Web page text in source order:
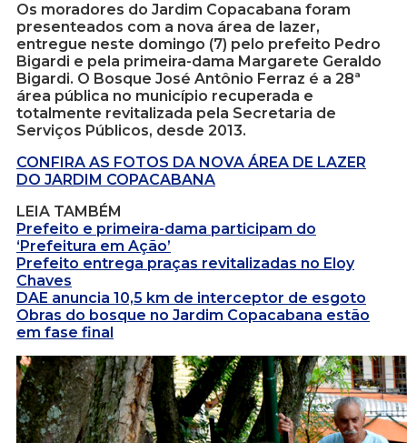
Os moradores do Jardim Copacabana foram
presenteados com a nova área de lazer,
entregue neste domingo (7) pelo prefeito Pedro
Bigardi e pela primeira-dama Margarete Geraldo
Bigardi. O Bosque José Antônio Ferraz é a 28ª
área pública no município recuperada e
totalmente revitalizada pela Secretaria de
Serviços Públicos, desde 2013.
CONFIRA AS FOTOS DA NOVA ÁREA DE LAZER
DO JARDIM COPACABANA
LEIA TAMBÉM
Prefeito e primeira-dama participam do
‘Prefeitura em Ação’
Prefeito entrega praças revitalizadas no Eloy
Chaves
DAE anuncia 10,5 km de interceptor de esgoto
Obras do bosque no Jardim Copacabana estão
em fase final